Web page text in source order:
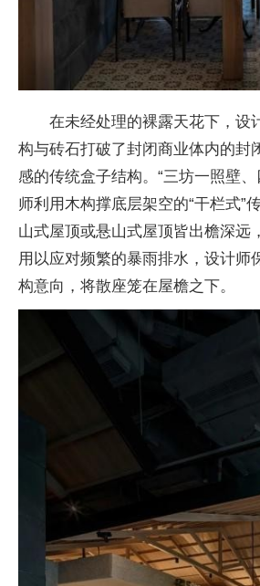
在未经处理的裸露天花下，设
构与砖石打破了封闭商业体内的封
感的传统盒子结构。“三坊一照壁
师利用木构撑底层架空的“干栏式”
山式屋顶或悬山式屋顶皆出檐深远
用以应对频繁的暴雨排水，设计师
构意向，将散座笼在屋檐之下。